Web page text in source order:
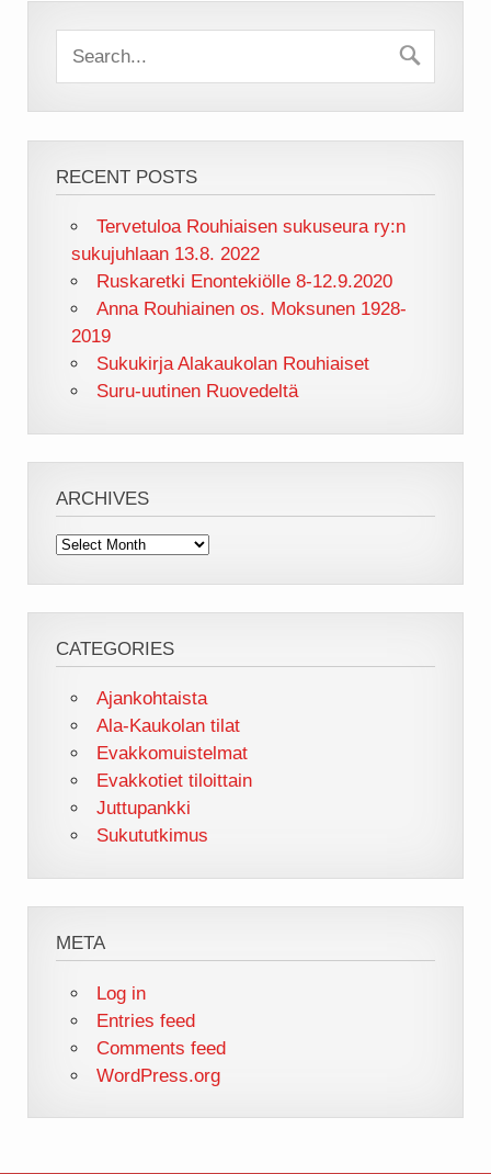
RECENT POSTS
Tervetuloa Rouhiaisen sukuseura ry:n
sukujuhlaan 13.8. 2022
Ruskaretki Enontekiölle 8-12.9.2020
Anna Rouhiainen os. Moksunen 1928-
2019
Sukukirja Alakaukolan Rouhiaiset
Suru-uutinen Ruovedeltä
ARCHIVES
Archives
CATEGORIES
Ajankohtaista
Ala-Kaukolan tilat
Evakkomuistelmat
Evakkotiet tiloittain
Juttupankki
Sukututkimus
META
Log in
Entries feed
Comments feed
WordPress.org